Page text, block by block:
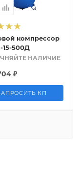
компрессор
15-500Д
НАЛИЧИЕ
₽
КП